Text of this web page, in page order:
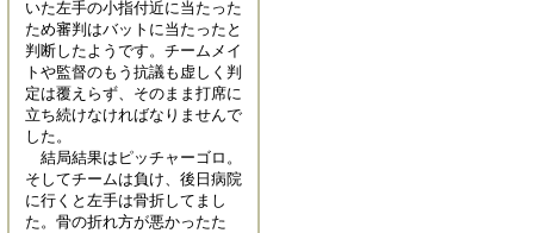
いた左手の小指付近に当たった
ため審判はバットに当たったと
判断したようです。チームメイ
トや監督のもう抗議も虚しく判
定は覆えらず、そのまま打席に
立ち続けなければなりませんで
した。
結局結果はピッチャーゴロ。
そしてチームは負け、後日病院
に行くと左手は骨折してまし
た。骨の折れ方が悪かったた